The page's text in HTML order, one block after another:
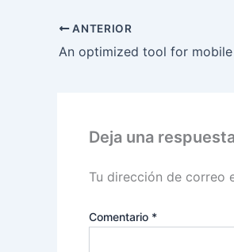
ANTERIOR
An optimized tool for
Deja una
Tu dirección de correo
Comentario *